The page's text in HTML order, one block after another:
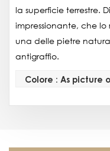
la superficie terrestre.
impressionante, che lo
una delle pietre
antigraffio.
Colore : As picture